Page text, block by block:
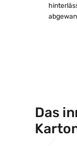
Das